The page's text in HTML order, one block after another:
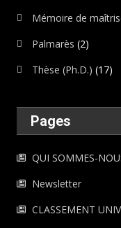
Mémoire de
Palmarès (2)
Thèse (Ph.D.) (17)
Pages
QUI SOMMES-
Newsletter
CLASSEMENT